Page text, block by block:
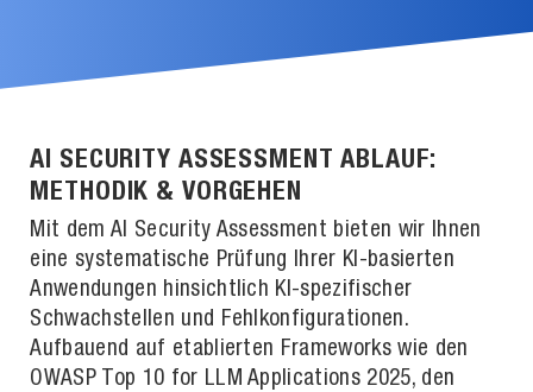
AI SECURITY ASSESSMENT ABLAUF:
METHODIK & VORGEHEN
Mit dem AI Security Assessment bieten wir Ihnen
eine systematische Prüfung Ihrer KI-basierten
Anwendungen hinsichtlich KI-spezifischer
Schwachstellen und Fehlkonfigurationen.
Aufbauend auf etablierten Frameworks wie den
OWASP Top 10 for LLM Applications 2025, den